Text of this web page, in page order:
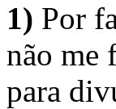
1) Por
não me
para